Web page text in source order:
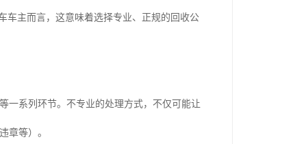
车主而言，这意味着选择专业、正规的回收公
一系列环节。不专业的处理方式，不仅可能让
章等）。